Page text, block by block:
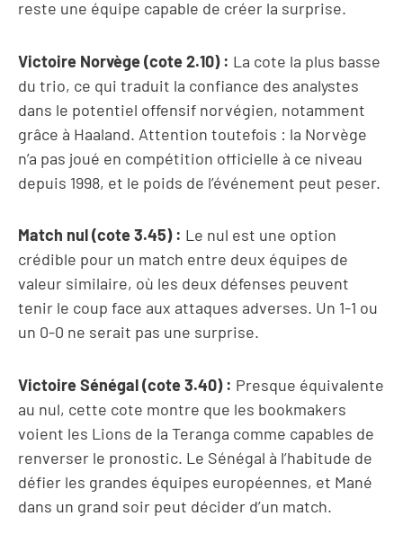
reste une équipe capable de créer la surprise.
Victoire Norvège (cote 2.10) : La cote la plus basse
du trio, ce qui traduit la confiance des analystes
dans le potentiel offensif norvégien, notamment
grâce à Haaland. Attention toutefois : la Norvège
n’a pas joué en compétition officielle à ce niveau
depuis 1998, et le poids de l’événement peut peser.
Match nul (cote 3.45) : Le nul est une option
crédible pour un match entre deux équipes de
valeur similaire, où les deux défenses peuvent
tenir le coup face aux attaques adverses. Un 1-1 ou
un 0-0 ne serait pas une surprise.
Victoire Sénégal (cote 3.40) : Presque équivalente
au nul, cette cote montre que les bookmakers
voient les Lions de la Teranga comme capables de
renverser le pronostic. Le Sénégal à l’habitude de
défier les grandes équipes européennes, et Mané
dans un grand soir peut décider d’un match.